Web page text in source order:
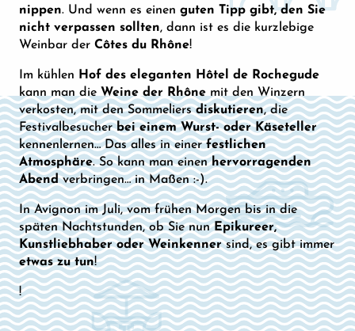
nippen. Und wenn es einen guten Tipp gibt, den Sie
nicht verpassen sollten, dann ist es die kurzlebige
Weinbar der Côtes du Rhône!
Im kühlen Hof des eleganten Hôtel de Rochegude
kann man die Weine der Rhône mit den Winzern
verkosten, mit den Sommeliersdiskutieren, die
Festivalbesucherbei einem Wurst- oder Käseteller
kennenlernen… Das alles in einerfestlichen
Atmosphäre. So kann man einenhervorragenden
Abendverbringen… in Maßen :-).
In Avignon im Juli, vom frühen Morgen bis in die
späten Nachtstunden, ob Sie nunEpikureer,
Kunstliebhaber oder Weinkennersind, es gibt immer
etwas zu tun!
!